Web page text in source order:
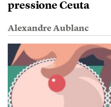
pressione Ceuta
Alexandre Aublanc